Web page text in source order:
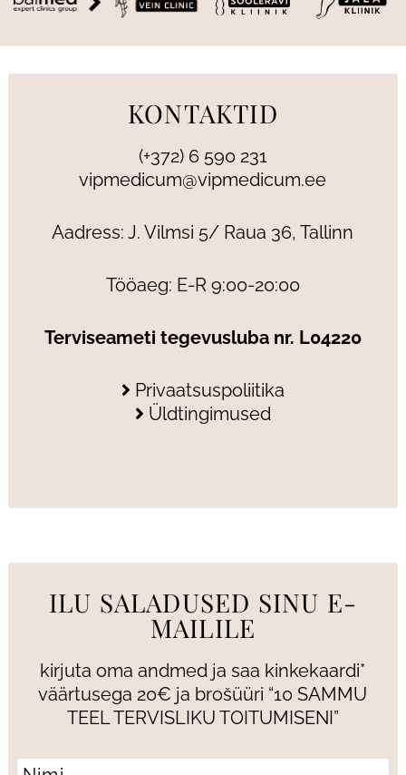
KONTAKTID
(+372) 6 590 231
vipmedicum@vipmedicum.ee
Aadress: J. Vilmsi 5/ Raua 36, Tallinn
Tööaeg: E-R 9:00-20:00
Terviseameti tegevusluba nr. L04220
Privaatsuspoliitika
Üldtingimused
ILU SALADUSED SINU E-
MAILILE
kirjuta oma andmed ja saa kinkekaardi*
väärtusega 20€ ja brošüüri “10 SAMMU
TEEL TERVISLIKU TOITUMISENI”